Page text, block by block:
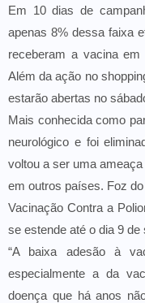
Em 10 dias de
apenas 8% dessa faixa
receberam a vacina
Além da ação no
estarão abertas no
Mais conhecida como
neurológico e foi
voltou a ser uma
em outros países. Foz
Vacinação Contra a
se estende até o dia 9 de
“A baixa adesão à
especialmente a da
doença que há anos